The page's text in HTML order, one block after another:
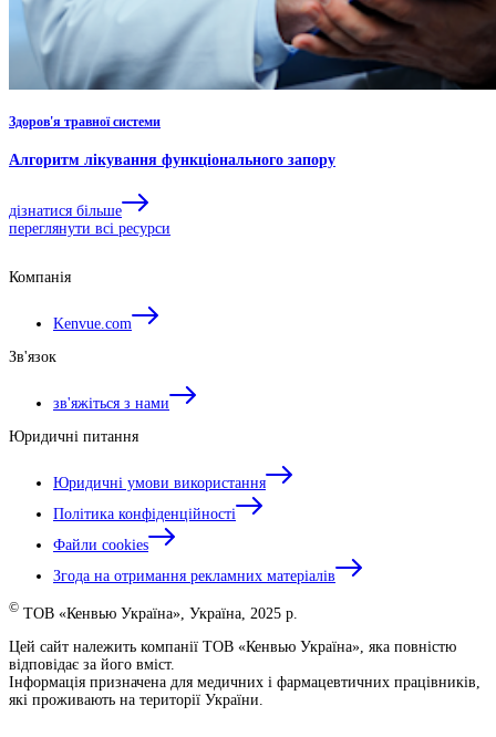
Здоров'я травної системи
Алгоритм лікування функціонального запору
дізнатися більше
переглянути всі ресурси
Компанія
Kenvue.com
Зв'язок
зв'яжіться з нами
Юридичні питання
Юридичні умови використання
Політика конфіденційності
Файли cookies
Згода на отримання рекламних матеріалів
© ТОВ «Кенвью Україна», Україна, 2025 р.
Цей сайт належить компанії ТОВ «Кенвью Україна», яка повністю
відповідає за його вміст.
Інформація призначена для медичних і фармацевтичних працівників,
які проживають на території України.